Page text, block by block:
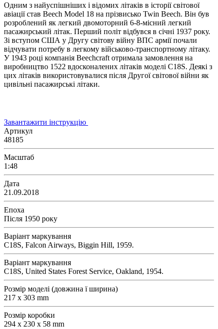
Одним з найуспішніших і відомих літаків в історії світової
авіації став Beech Model 18 на прізвисько Twin Beech. Він був
розроблений як легкий двомоторний 6-8-місний легкий
пасажирський літак. Перший політ відбувся в січні 1937 року.
Зі вступом США у Другу світову війну ВПС армії почали
відчувати потребу в легкому військово-транспортному літаку.
У 1943 році компанія Beechcraft отримала замовлення на
виробництво 1522 вдосконалених літаків моделі C18S. Деякі з
цих літаків використовувалися після Другої світової війни як
цивільні пасажирські літаки.
Завантажити інструкцію
Артикул
48185
Масштаб
1:48
Дата
21.09.2018
Епоха
Після 1950 року
Варіант маркування
C18S, Falcon Airways, Biggin Hill, 1959.
Варіант маркування
C18S, United States Forest Service, Oakland, 1954.
Розмір моделі (довжина ї ширина)
217 x 303 mm
Розмір коробки
294 x 230 x 58 mm